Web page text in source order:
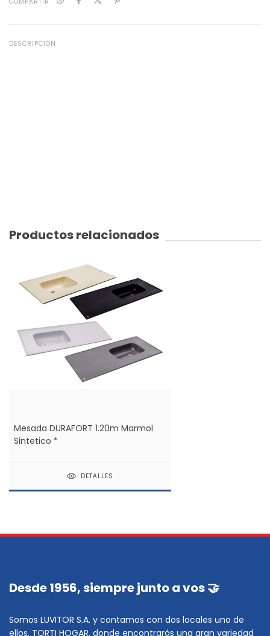
DESCRIPCIÓN
Productos relacionados
Mesada DURAFORT 1.20m Marmol
Sintetico *
DETALLES
Desde 1956, siempre junto a vos 🤝
Somos LUVITOR S.A. y contamos con dos locales uno de
ellos, TORTI HOGAR, donde encontrarás una gran variedad